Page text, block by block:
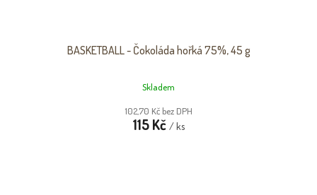
BASKETBALL - Čokoláda hořká 75%, 45 g
Skladem
102,70 Kč bez DPH
115 Kč / ks